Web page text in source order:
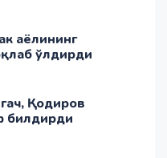
аёлининг
ўлдирди
Қодиров
билдирди